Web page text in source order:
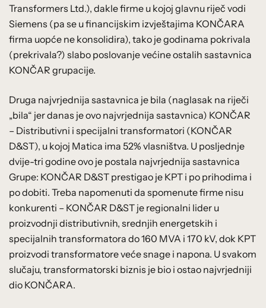
Transformers Ltd.), dakle firme u kojoj glavnu riječ vodi
Siemens (pa se u financijskim izvještajima KONČARA
firma uopće ne konsolidira), tako je godinama pokrivala
(prekrivala?) slabo poslovanje većine ostalih sastavnica
KONČAR grupacije.
Druga najvrjednija sastavnica je bila (naglasak na riječi
„bila“ jer danas je ovo najvrjednija sastavnica) KONČAR
– Distributivni i specijalni transformatori (KONČAR
D&ST), u kojoj Matica ima 52% vlasništva. U posljednje
dvije-tri godine ovo je postala najvrjednija sastavnica
Grupe: KONČAR D&ST prestigao je KPT i po prihodima i
po dobiti. Treba napomenuti da spomenute firme nisu
konkurenti – KONČAR D&ST je regionalni lider u
proizvodnji distributivnih, srednjih energetskih i
specijalnih transformatora do 160 MVA i 170 kV, dok KPT
proizvodi transformatore veće snage i napona. U svakom
slučaju, transformatorski biznis je bio i ostao najvrjedniji
dio KONČARA.